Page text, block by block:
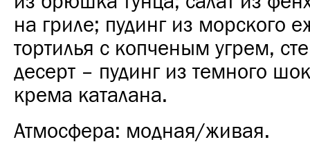
на гриле; пудинг из морского
тортилья с копченым угрем,
десерт – пудинг из темного
крема каталана.
Атмосфера: модная/живая.